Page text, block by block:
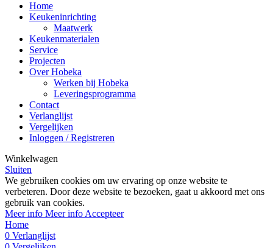
Home
Keukeninrichting
Maatwerk
Keukenmaterialen
Service
Projecten
Over Hobeka
Werken bij Hobeka
Leveringsprogramma
Contact
Verlanglijst
Vergelijken
Inloggen / Registreren
Winkelwagen
Sluiten
We gebruiken cookies om uw ervaring op onze website te
verbeteren. Door deze website te bezoeken, gaat u akkoord met ons
gebruik van cookies.
Meer info Meer info Accepteer
Home
0 Verlanglijst